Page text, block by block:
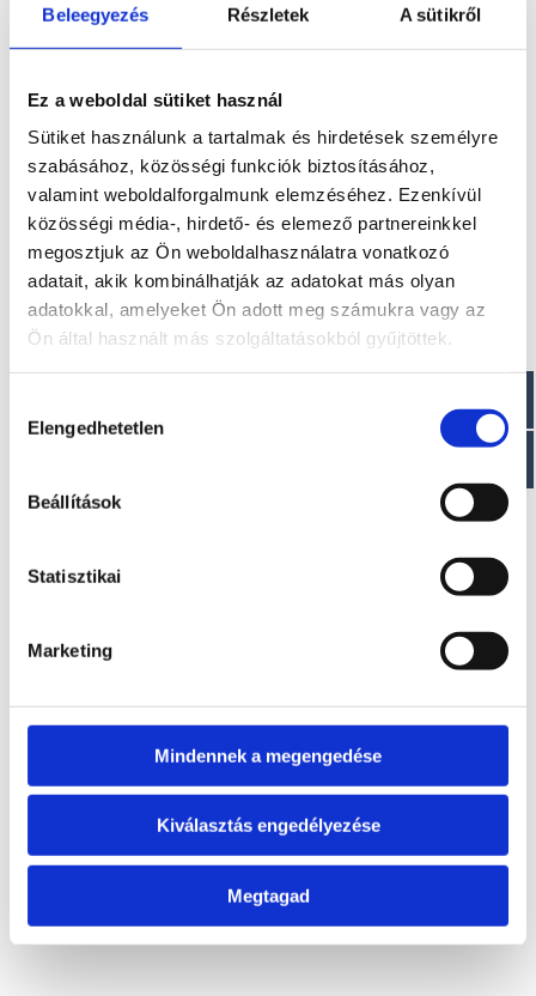
Beleegyezés Részletek A sütikről
Ez a weboldal sütiket használ
Sütiket használunk a tartalmak és hirdetések személyre
szabásához, közösségi funkciók biztosításához,
valamint weboldalforgalmunk elemzéséhez. Ezenkívül
közösségi média-, hirdető- és elemező partnereinkkel
megosztjuk az Ön weboldalhasználatra vonatkozó
adatait, akik kombinálhatják az adatokat más olyan
adatokkal, amelyeket Ön adott meg számukra vagy az
Ön által használt más szolgáltatásokból gyűjtöttek.
kiválasztása
Elengedhetetlen
Beállítások
Statisztikai
Marketing
Mindennek a megengedése
Kiválasztás engedélyezése
Megtagad
Visszahívást kérek!
A modell áráról a
A modell áráról a
letölthető aktuális